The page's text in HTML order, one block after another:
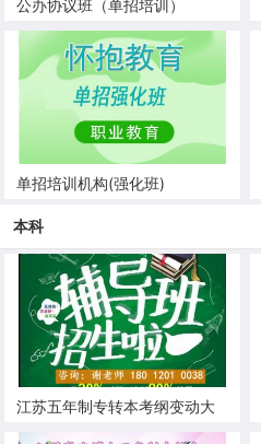
公办协议班（单招培训）
单招培训机构(强化班)
本科
江苏五年制专转本考纲变动大
吗为什么每年都发布那么晚